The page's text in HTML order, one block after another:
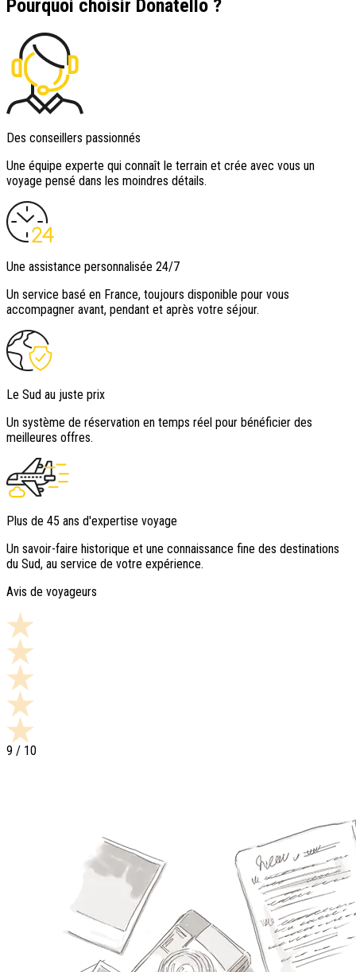
Pourquoi choisir Donatello ?
Des conseillers passionnés
Une équipe experte qui connaît le terrain et crée avec vous un
voyage pensé dans les moindres détails.
Une assistance personnalisée 24/7
Un service basé en France, toujours disponible pour vous
accompagner avant, pendant et après votre séjour.
Le Sud au juste prix
Un système de réservation en temps réel pour bénéficier des
meilleures offres.
Plus de 45 ans d'expertise voyage
Un savoir-faire historique et une connaissance fine des destinations
du Sud, au service de votre expérience.
Avis de voyageurs
9 / 10